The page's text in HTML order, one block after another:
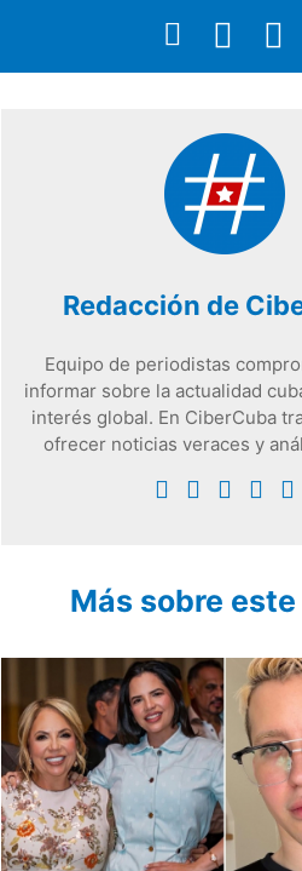
Redacción de
Equipo de periodistas
informar sobre la actualidad
interés global. En CiberCuba
ofrecer noticias veraces y
Más sobre